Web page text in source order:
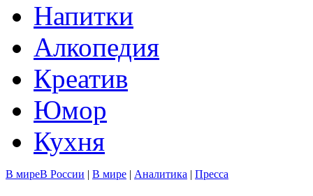
Напитки
Алкопедия
Креатив
Юмор
Кухня
В миреВ России | В мире | Аналитика | Пресса